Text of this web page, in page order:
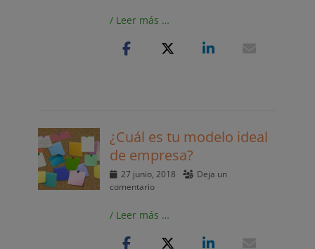
/ Leer más …
¿Cuál es tu modelo ideal
de empresa?
Publicado
el
27 junio, 2018
Deja un
comentario
/ Leer más …